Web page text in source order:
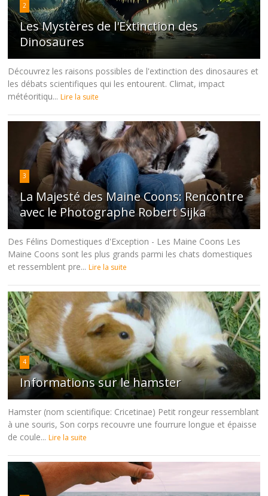
2
Les Mystères de l'Extinction des
Dinosaures
Découvrez les raisons possibles de l'extinction des dinosaures et
les débats scientifiques qui les entourent. Climat, impact
météoritiqu... Lire la suite
3
La Majesté des Maine Coons: Rencontre
avec le Photographe Robert Sijka
Des Félins Domestiques d'Exception - Les Maine Coons Les
Maine Coons sont les plus grands parmi les chats domestiques
et ressemblent pre... Lire la suite
4
Informations sur le hamster
Hamster (nom scientifique: Cricetinae) Petit rongeur ressemblant
à une souris, Son corps recouvre une fourrure longue et épaisse
de coule... Lire la suite